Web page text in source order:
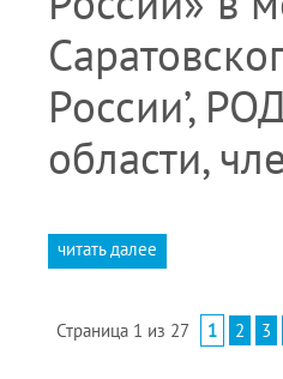
России’,
области,
читать далее
Страница 1 из 27 1 2 3